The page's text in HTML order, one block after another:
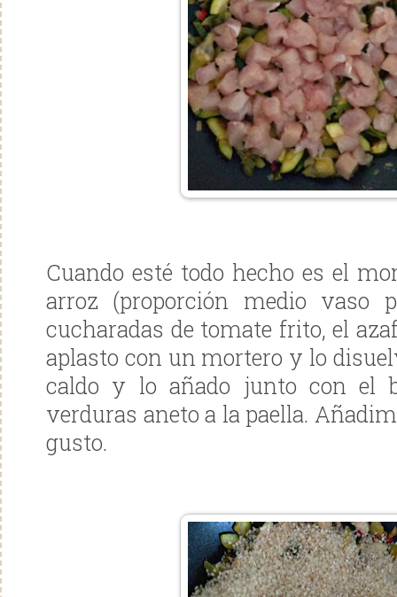
Cuando esté todo hecho es el
arroz (proporción medio vaso
cucharadas de tomate frito, el
aplasto con un mortero y lo
caldo y lo añado junto con el
verduras aneto a la paella.
gusto.